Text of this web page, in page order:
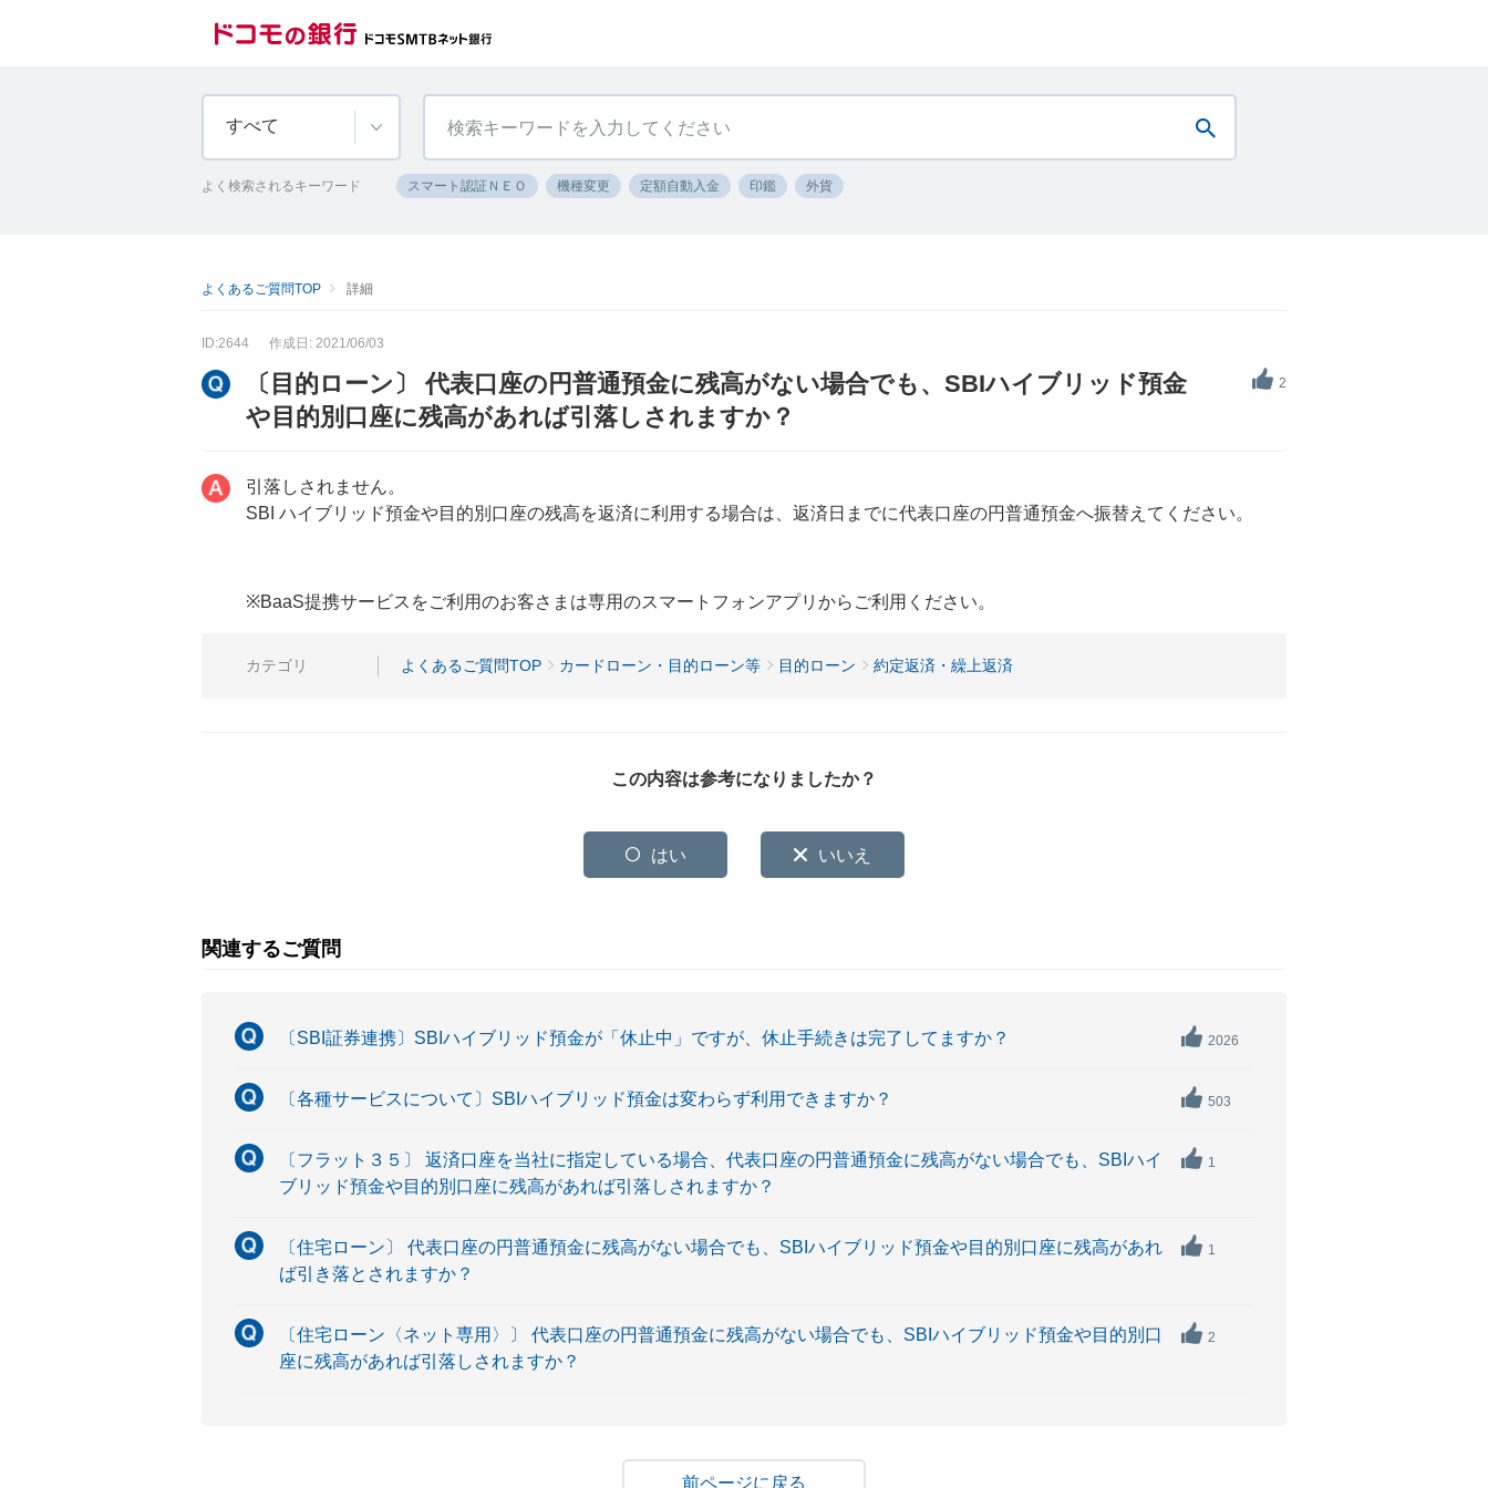
すべて
よく検索されるキーワード スマート認証ＮＥＯ 機種変更 定額自動入金 印鑑 外貨
よくあるご質問TOP 詳細
ID:2644 作成日: 2021/06/03
2
〔目的ローン〕 代表口座の円普通預金に残高がない場合でも、SBIハイブリッド預金
や目的別口座に残高があれば引落しされますか？
引落しされません。
SBI ハイブリッド預金や目的別口座の残高を返済に利用する場合は、返済日までに代表口座の円普通預金へ振替えてください。
※BaaS提携サービスをご利用のお客さまは専用のスマートフォンアプリからご利用ください。
カテゴリ よくあるご質問TOP カードローン・目的ローン等 目的ローン 約定返済・繰上返済
この内容は参考になりましたか？
はい いいえ
関連するご質問
〔SBI証券連携〕SBIハイブリッド預金が「休止中」ですが、休止手続きは完了してますか？ 2026
〔各種サービスについて〕SBIハイブリッド預金は変わらず利用できますか？ 503
〔フラット３５〕 返済口座を当社に指定している場合、代表口座の円普通預金に残高がない場合でも、SBIハイ
ブリッド預金や目的別口座に残高があれば引落しされますか？
1
〔住宅ローン〕 代表口座の円普通預金に残高がない場合でも、SBIハイブリッド預金や目的別口座に残高があれ
ば引き落とされますか？
1
〔住宅ローン〈ネット専用〉〕 代表口座の円普通預金に残高がない場合でも、SBIハイブリッド預金や目的別口
座に残高があれば引落しされますか？
2
戻る